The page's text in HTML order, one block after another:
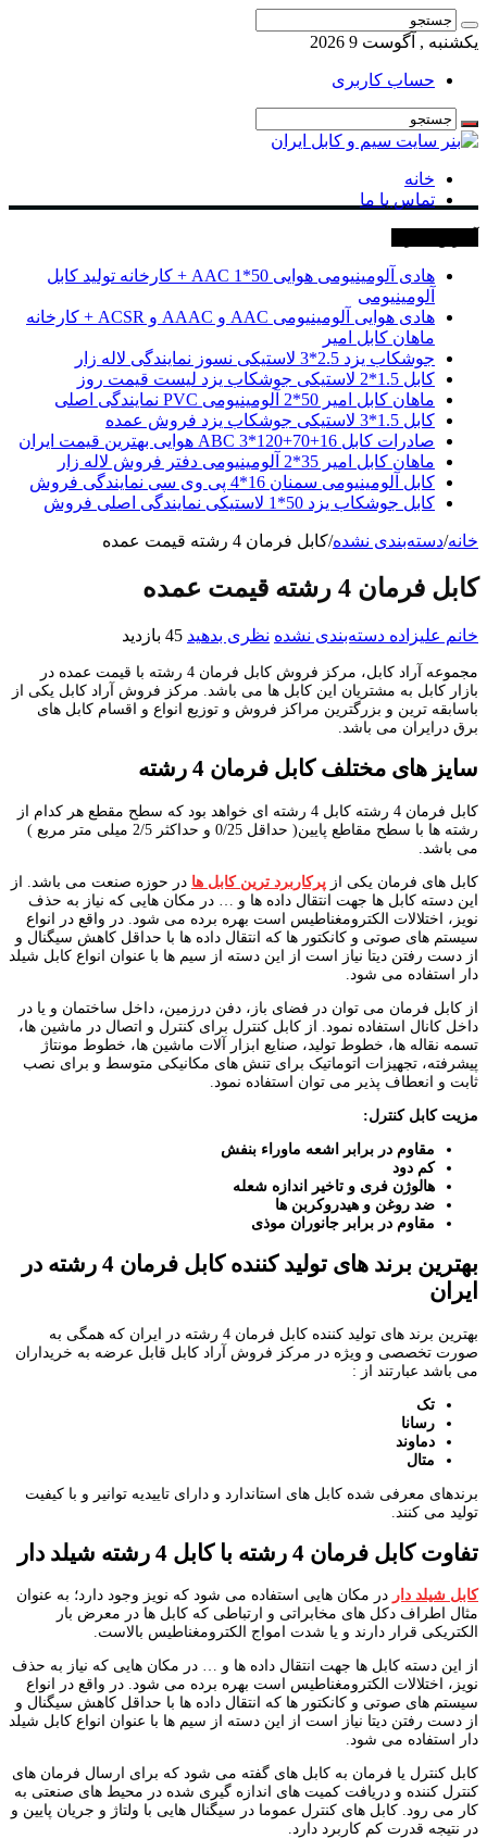
یکشنبه , آگوست 9 2026
حساب کاربری
خانه
تماس با ما
هادی آلومینیومی هوایی 50*1 AAC + کارخانه تولید کابل
آلومینیومی
هادی هوایی آلومینیومی AAC و AAAC و ACSR + کارخانه
ماهان کابل امیر
جوشکاب یزد 2.5*3 لاستیکی نسوز نمایندگی لاله زار
کابل 1.5*2 لاستیکی جوشکاب یزد لیست قیمت روز
ماهان کابل امیر 50*2 آلومینیومی PVC نمایندگی اصلی
کابل 1.5*3 لاستیکی جوشکاب یزد فروش عمده
صادرات کابل 16+70+120*3 ABC هوایی بهترین قیمت ایران
ماهان کابل امیر 35*2 آلومینیومی دفتر فروش لاله زار
کابل آلومینیومی سمنان 16*4 پی وی سی نمایندگی فروش
کابل جوشکاب یزد 50*1 لاستیکی نمایندگی اصلی فروش
خانه/دسته‌بندی نشده/کابل فرمان 4 رشته قیمت عمده
کابل فرمان 4 رشته قیمت عمده
خانم علیزاده دسته‌بندی نشده نظری بدهید 45 بازدید
مجموعه آراد کابل، مرکز فروش کابل فرمان 4 رشته با قیمت عمده در
بازار کابل به مشتریان این کابل ها می باشد. مرکز فروش آراد کابل یکی از
باسابقه ترین و بزرگترین مراکز فروش و توزیع انواع و اقسام کابل های
برق درایران می باشد.
سایز های مختلف کابل فرمان 4 رشته
کابل فرمان 4 رشته کابل 4 رشته ای خواهد بود که سطح مقطع هر کدام از
رشته ها با سطح مقاطع پایین( حداقل 0/25 و حداکثر 2/5 میلی متر مربع )
می باشد.
کابل های فرمان یکی از پرکاربرد ترین کابل ها در حوزه صنعت می باشد. از
این دسته کابل ها جهت انتقال داده ها و … در مکان هایی که نیاز به حذف
نویز، اختلالات الکترومغناطیس است بهره برده می شود. در واقع در انواع
سیستم های صوتی و کانکتور ها که انتقال داده ها با حداقل کاهش سیگنال و
از دست رفتن دیتا نیاز است از این دسته از سیم ها با عنوان انواع کابل شیلد
دار استفاده می شود.
از کابل فرمان می توان در فضای باز، دفن درزمین، داخل ساختمان و یا در
داخل کانال استفاده نمود. از کابل کنترل برای کنترل و اتصال در ماشین ها،
تسمه نقاله ها، خطوط تولید، صنایع ابزار آلات ماشین ها، خطوط مونتاژ
پیشرفته، تجهیزات اتوماتیک برای تنش های مکانیکی متوسط و برای نصب
ثابت و انعطاف پذیر می توان استفاده نمود.
مزیت کابل کنترل:
مقاوم در برابر اشعه ماوراء بنفش
کم دود
هالوژن فری و تاخیر اندازه شعله
ضد روغن و هیدروکربن ها
مقاوم در برابر جانوران موذی
بهترین برند های تولید کننده کابل فرمان 4 رشته در
ایران
بهترین برند های تولید کننده کابل فرمان 4 رشته در ایران که همگی به
صورت تخصصی و ویژه در مرکز فروش آراد کابل قابل عرضه به خریداران
می باشد عبارتند از :
تک
رسانا
دماوند
متال
برندهای معرفی شده کابل های استاندارد و دارای تاییدیه توانیر و با کیفیت
تولید می کنند.
تفاوت کابل فرمان 4 رشته با کابل 4 رشته شیلد دار
کابل شیلد دار در مکان هایی استفاده می شود که نویز وجود دارد؛ به عنوان
مثال اطراف دکل های مخابراتی و ارتباطی که کابل ها در معرض بار
الکتریکی قرار دارند و یا شدت امواج الکترومغناطیس بالاست.
از این دسته کابل ها جهت انتقال داده ها و … در مکان هایی که نیاز به حذف
نویز، اختلالات الکترومغناطیس است بهره برده می شود. در واقع در انواع
سیستم های صوتی و کانکتور ها که انتقال داده ها با حداقل کاهش سیگنال و
از دست رفتن دیتا نیاز است از این دسته از سیم ها با عنوان انواع کابل شیلد
دار استفاده می شود.
کابل کنترل یا فرمان به کابل های گفته می شود که برای ارسال فرمان های
کنترل کننده و دریافت کمیت های اندازه گیری شده در محیط های صنعتی به
کار می رود. کابل های کنترل عموما در سیگنال هایی با ولتاژ و جریان پایین و
در نتیجه قدرت کم کاربرد دارد.